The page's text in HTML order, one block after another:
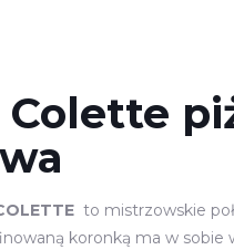
Colette
to mistrzowskie
koronką ma w sobie